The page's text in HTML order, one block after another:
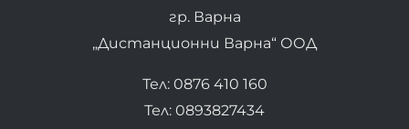
гр. Варна
„Дистанционни Варна“ ООД
Тел: 0876 410 160
Тел: 0893827434